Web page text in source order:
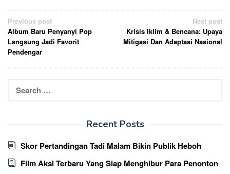
Post
navigation
Previous post
Album Baru Penyanyi Pop
Langsung Jadi Favorit
Pendengar
Next post
Krisis Iklim & Bencana: Upaya
Mitigasi Dan Adaptasi Nasional
for:
Recent Posts
Skor Pertandingan Tadi Malam Bikin Publik Heboh
Film Aksi Terbaru Yang Siap Menghibur Para Penonton